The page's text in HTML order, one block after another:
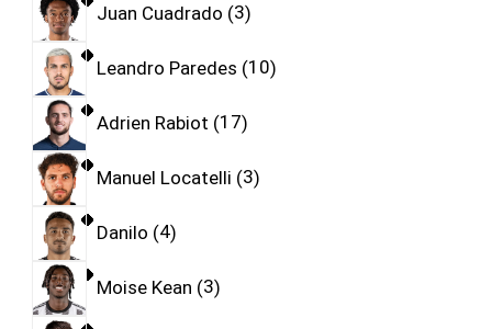
Juan Cuadrado 3
Leandro Paredes 10
Adrien Rabiot 17
Manuel Locatelli 3
Danilo 4
Moise Kean 3